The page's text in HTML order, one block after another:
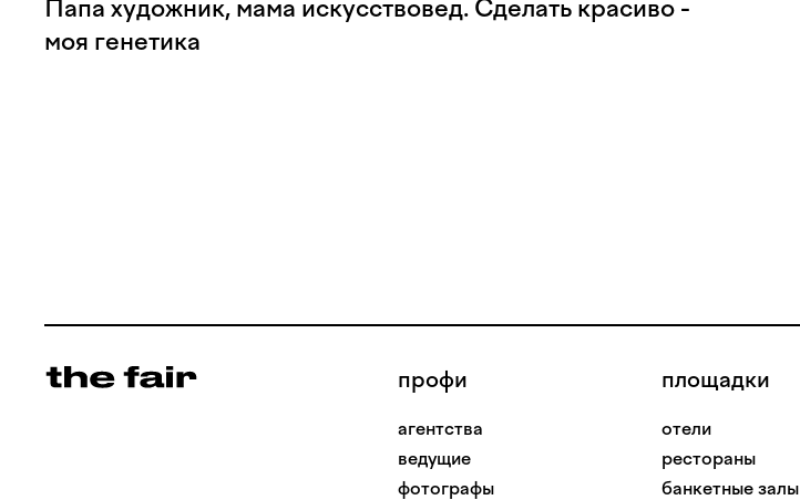
Папа художник, мама искусствовед. Сделать красиво -
моя генетика
профи
агентства
ведущие
фотографы
площадки
отели
рестораны
банкетные залы